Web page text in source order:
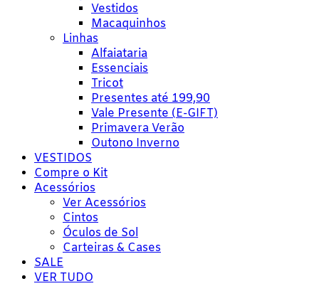
Vestidos
Macaquinhos
Linhas
Alfaiataria
Essenciais
Tricot
Presentes até 199,90
Vale Presente (E-GIFT)
Primavera Verão
Outono Inverno
VESTIDOS
Compre o Kit
Acessórios
Ver Acessórios
Cintos
Óculos de Sol
Carteiras & Cases
SALE
VER TUDO